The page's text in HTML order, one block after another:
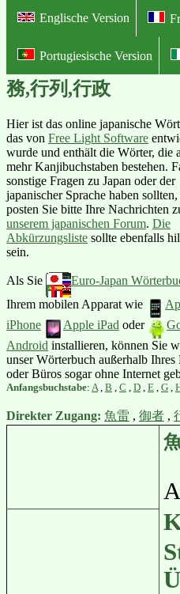
Englische Version
Portugiesische Version
Online Illustriertes
務,行列,行政
Hier ist das online japanische
das von Free Light Software
wurde und enthält die Wörter, die
mehr Kanjibuchstaben bestehen.
sonstige Fragen zu Japan oder der
japanischer Sprache haben sollten,
posten Sie bitte Ihre Nachrichten
unserem japanischen Forum. Die
Abkürzungsliste sollte ebenfalls
sein.
Als Sie Euro-Japan
Ihrem mobilen Apparat wie
iPhone
Apple iPad oder
Android installieren, können Sie
unser Wörterbuch außerhalb Ihres
oder Büros sogar ohne Internet
Anfangsbuchstabe: A B C D E G
Direkter Zugang: 魚雷 , 御者 ,